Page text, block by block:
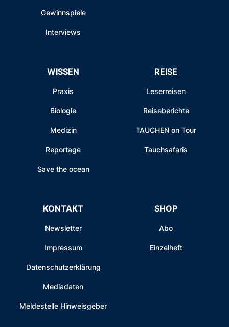
Gewinnspiele
Interviews
WISSEN
Praxis
Biologie
Medizin
Reportage
Save the ocean
REISE
Leserreisen
Reiseberichte
TAUCHEN on Tour
Tauchsafaris
KONTAKT
Newsletter
Impressum
Datenschutzerklärung
Mediadaten
Meldestelle Hinweisgeber
SHOP
Abo
Einzelheft